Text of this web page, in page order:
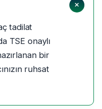
tadilat
TSE onaylı
bir
ruhsat